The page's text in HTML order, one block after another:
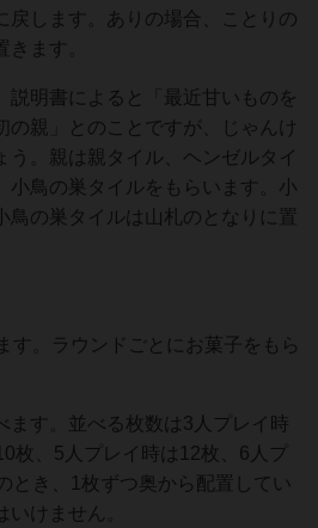
戻します。ありの場合、ことりの
ます。
説明書によると「最近甘いものを
の親」とのことですが、じゃんけ
う。親は親タイル、ヘンゼルタイ
小鳥の巣タイルをもらいます。小
鳥の巣タイルは山札のとなりに置
す。ラウンドごとにお菓子をもら
ます。並べる枚数は3人プレイ時
枚、5人プレイ時は12枚、6人プ
とき、1枚ずつ奥から配置してい
けません。